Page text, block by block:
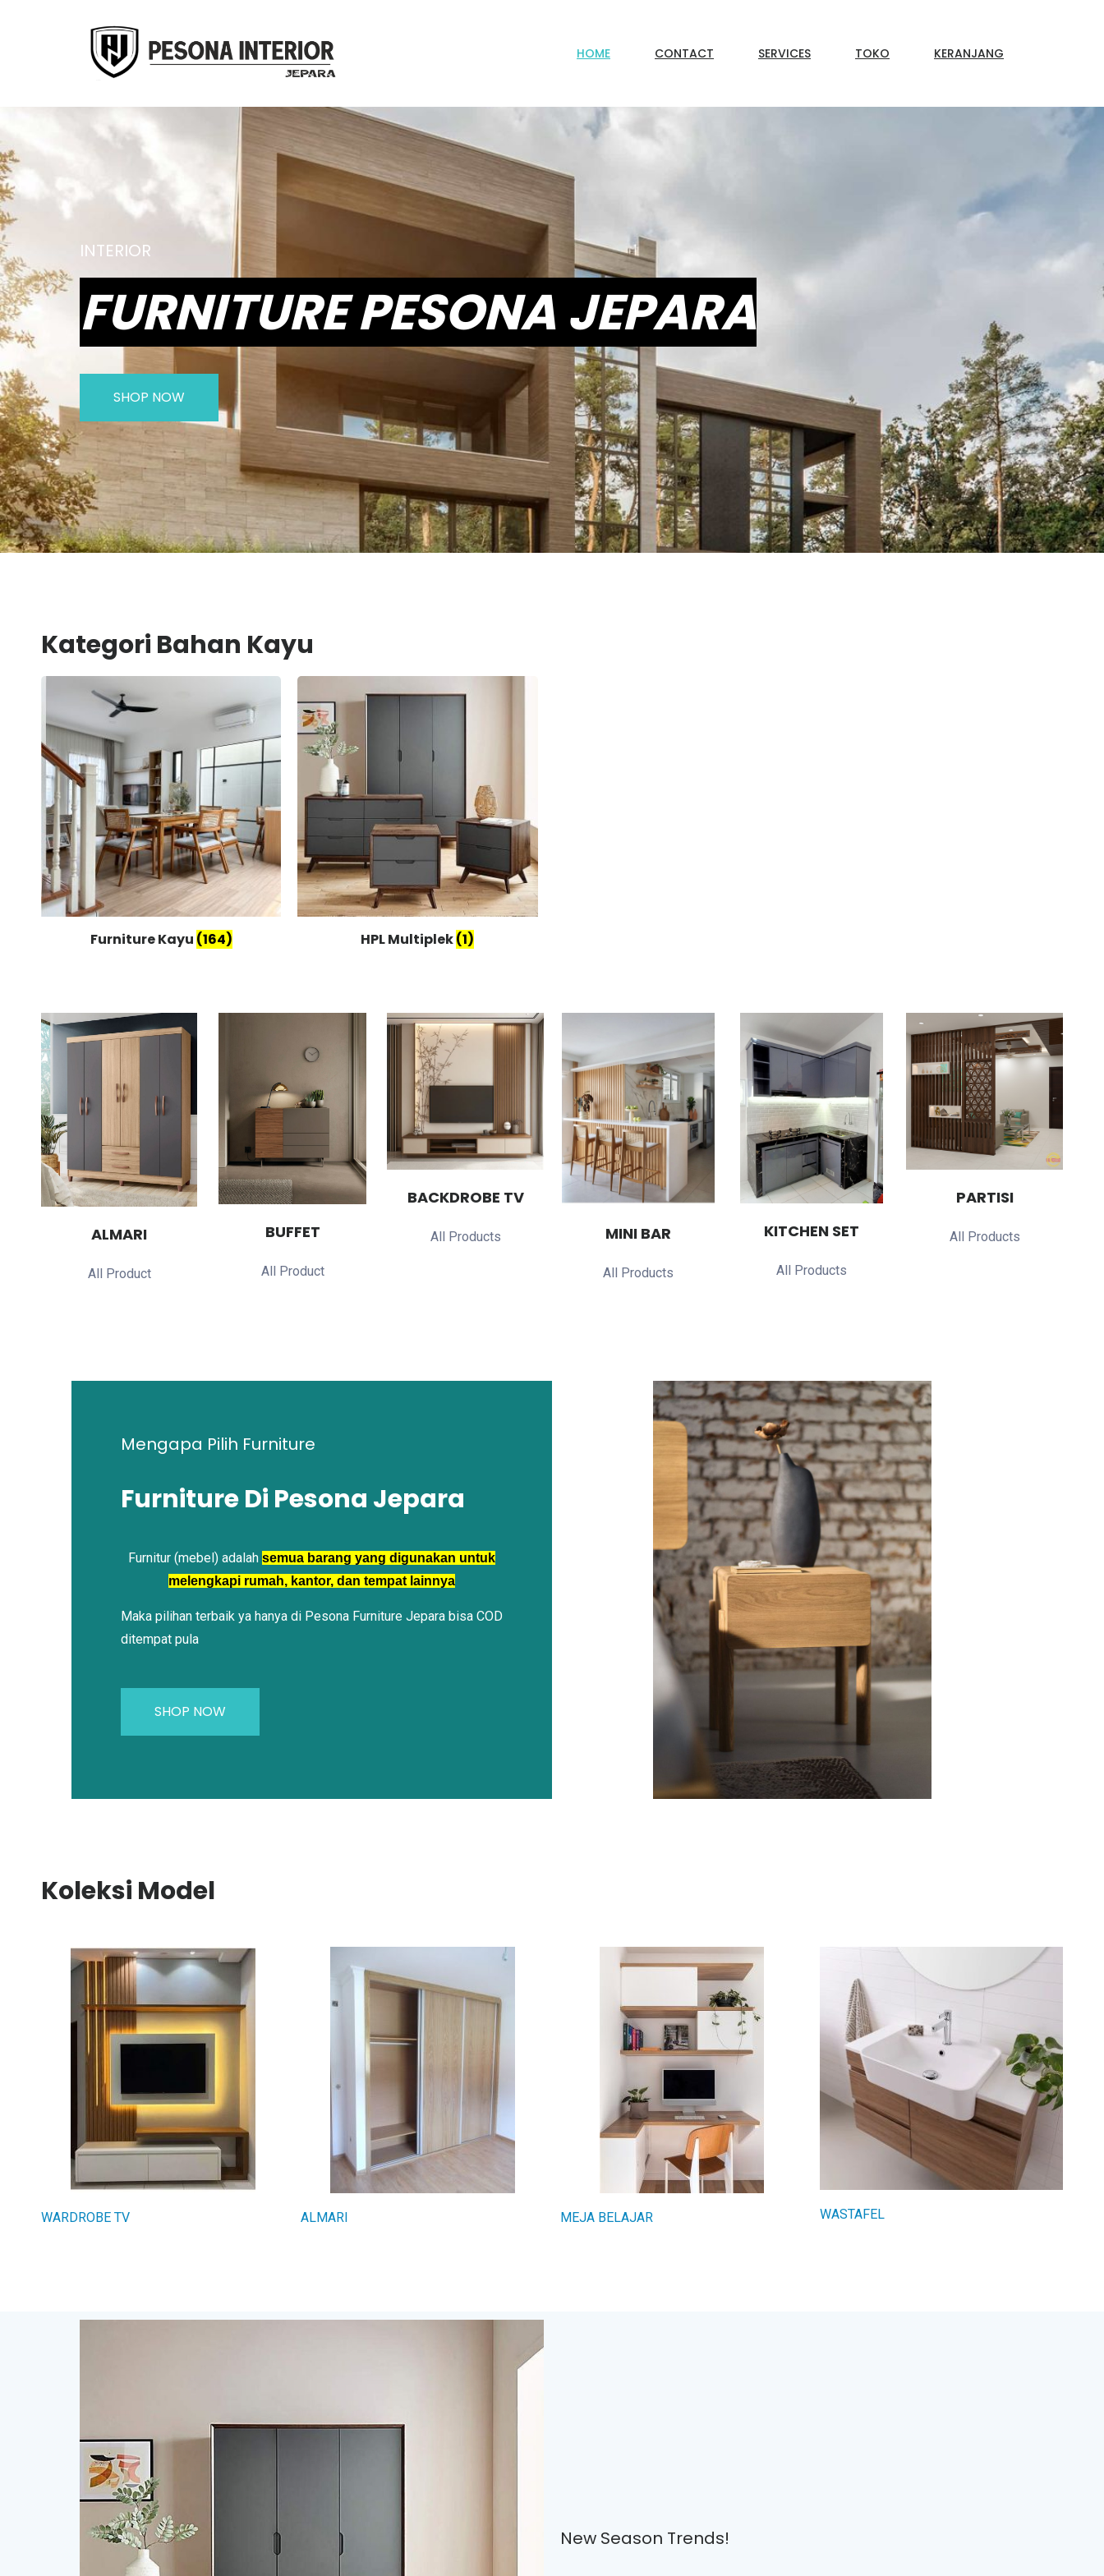
HOME CONTACT SERVICES TOKO KERANJANG
INTERIOR
FURNITURE PESONA JEPARA
SHOP NOW
Kategori Bahan Kayu
Furniture Kayu (164) HPL Multiplek(1)
ALMARI
All Product
BUFFET
All Product
BACKDROBE TV
All Products MINI BAR
All Products
KITCHEN SET
All Products
PARTISI
All Products
Mengapa Pilih Furniture
Furniture Di Pesona Jepara
Furnitur (mebel) adalah semua barang yang digunakan untuk
melengkapi rumah, kantor, dan tempat lainnya
Maka pilihan terbaik ya hanya di Pesona Furniture Jepara bisa COD
ditempat pula
SHOP NOW
Koleksi Model
WARDROBE TV ALMARI MEJA BELAJAR WASTAFEL
New Season Trends!